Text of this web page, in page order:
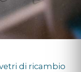
di ricambio